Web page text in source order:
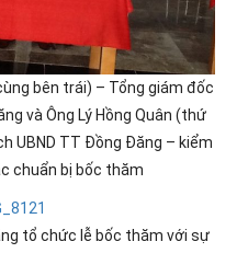
bên trái) – Tổng giám đốc
và Ông Lý Hồng Quân (thứ
UBND TT Đồng Đăng – kiểm
chuẩn bị bốc thăm
tổ chức lễ bốc thăm với sự